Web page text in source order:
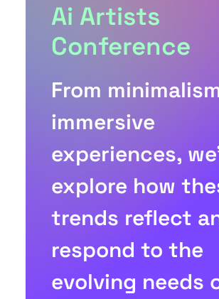
Ai Artists
Conference
From
immersive
experiences,
explore how
trends reflect
respond to the
evolving needs